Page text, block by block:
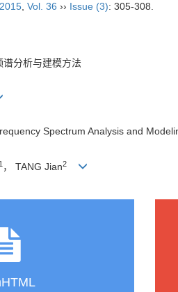
2015 Vol. 36 ›› Issue (3): 305-308.
谱分析与建模方法
Spectrum Analysis and
1 ， TANG Jian2